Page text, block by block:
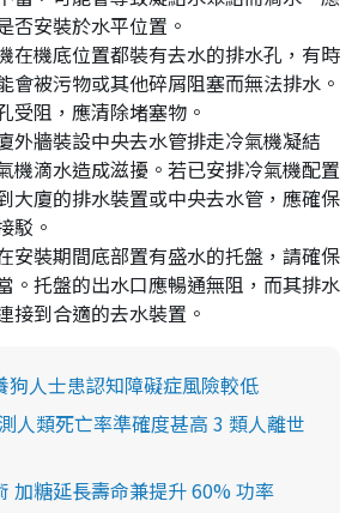
否安裝於水平位置。
在機底位置都裝有去水的排水孔，有時
會被污物或其他碎屑阻塞而無法排水。
受阻，應清除堵塞物。
外牆裝設中央去水管排走冷氣機凝結
機滴水造成滋擾。若已安排冷氣機配置
大廈的排水裝置或中央去水管，應確保
駁。
安裝期間底部置有盛水的托盤，請確保
。托盤的出水口應暢通無阻，而其排水
接到合適的去水裝置。
狗人士患認知障礙症風險較低
人類死亡率準確度甚高 3 類人離世
加糖延長壽命兼提升 60% 功率